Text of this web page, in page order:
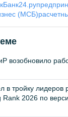
Банк24.ру
(МСБ)
возобновило
тройку лидеров
Rank 2026 по